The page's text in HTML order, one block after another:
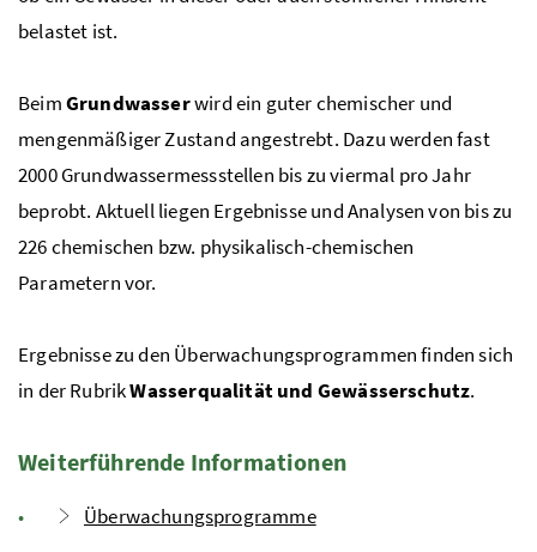
belastet ist.
BeimGrundwasserwird ein guter chemischer und
mengenmäßiger Zustand angestrebt. Dazu werden fast
2000 Grundwassermessstellen bis zu viermal pro Jahr
beprobt. Aktuell liegen Ergebnisse und Analysen von bis zu
226 chemischen bzw. physikalisch-chemischen
Parametern vor.
Ergebnisse zu den Überwachungsprogrammen finden sich
in der RubrikWasserqualität und Gewässerschutz.
Weiterführende Informationen
Überwachungsprogramme